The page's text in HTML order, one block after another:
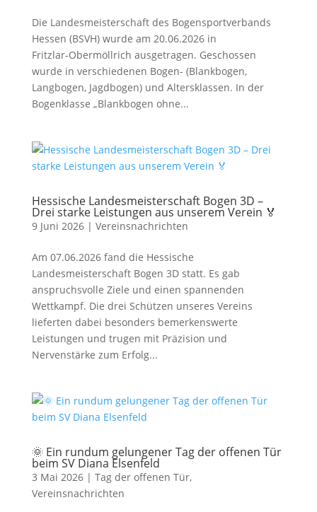
Die Landesmeisterschaft des Bogensportverbands
Hessen (BSVH) wurde am 20.06.2026 in
Fritzlar‑Obermöllrich ausgetragen. Geschossen
wurde in verschiedenen Bogen- (Blankbogen,
Langbogen, Jagdbogen) und Altersklassen. In der
Bogenklasse „Blankbogen ohne...
Hessische Landesmeisterschaft Bogen 3D –
Drei starke Leistungen aus unserem Verein 🏅
9 Juni 2026| Vereinsnachrichten
Am 07.06.2026 fand die Hessische
Landesmeisterschaft Bogen 3D statt. Es gab
anspruchsvolle Ziele und einen spannenden
Wettkampf. Die drei Schützen unseres Vereins
lieferten dabei besonders bemerkenswerte
Leistungen und trugen mit Präzision und
Nervenstärke zum Erfolg...
🌞 Ein rundum gelungener Tag der offenen Tür
beim SV Diana Elsenfeld
3 Mai 2026| Tag der offenen Tür,
Vereinsnachrichten